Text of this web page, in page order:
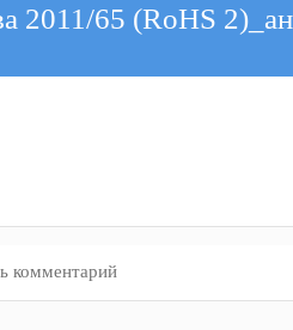
2011/65 (RoHS
комментарий